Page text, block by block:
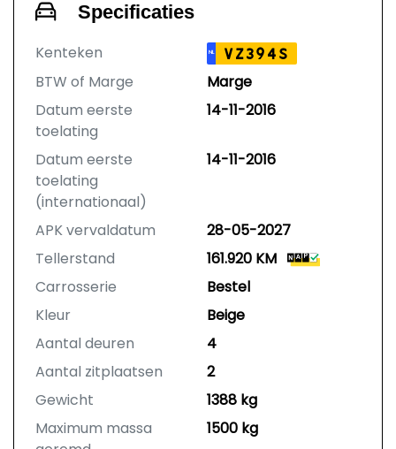
Specificaties
Kenteken NL VZ394S
BTW of Marge
Marge
Datum eerste
toelating
14-11-2016
Datum eerste
toelating
(internationaal)
14-11-2016
APK vervaldatum
28-05-2027
Tellerstand
161.920 KM
Carrosserie
Bestel
Kleur
Beige
Aantal deuren
4
Aantal zitplaatsen
2
Gewicht
1388 kg
Maximum massa
1500 kg